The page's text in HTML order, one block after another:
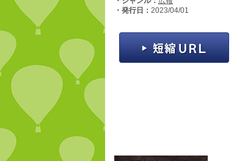
・発行日： 2023/04/01